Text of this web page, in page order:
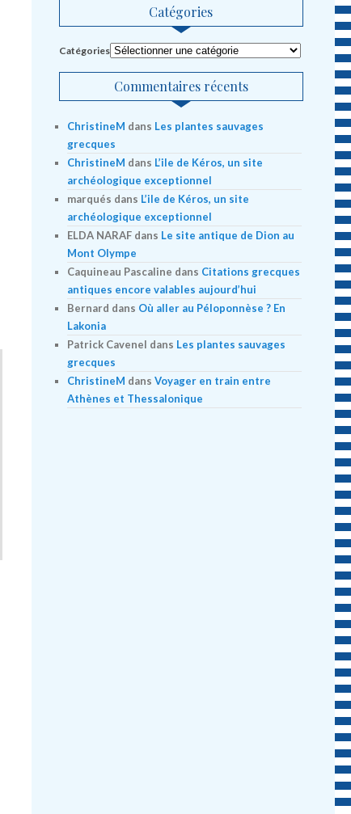
Catégories
Catégories
Commentaires récents
ChristineM dans Les plantes sauvages
grecques
ChristineM dans L’ile de Kéros, un site
archéologique exceptionnel
marqués dans L’ile de Kéros, un site
archéologique exceptionnel
ELDA NARAFdans Le site antique de Dion au
Mont Olympe
Caquineau Pascaline dans Citations grecques
antiques encore valables aujourd’hui
Bernard dans Où aller au Péloponnèse ? En
Lakonia
Patrick Cavenel dans Les plantes sauvages
grecques
ChristineM dans Voyager en train entre
Athènes et Thessalonique